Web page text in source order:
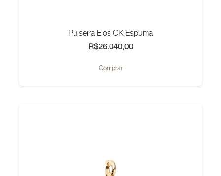
Pulseira Elos CK Espuma
R$26.040,00
Comprar